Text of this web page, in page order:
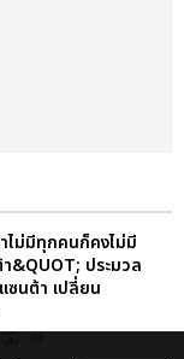
ไม่มีทุกคนก็คงไม่มี
&QUOT; ประมวล
ซนต้า เปลี่ยน